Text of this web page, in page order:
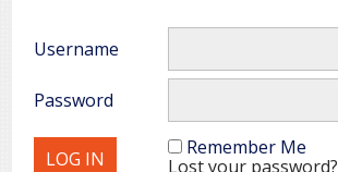
Username
Password
Remember Me
Lost your password?